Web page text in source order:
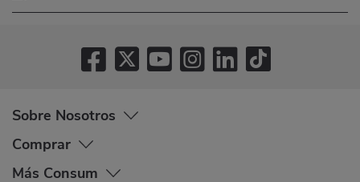
Sobre Nosotros
Comprar
Más Consum